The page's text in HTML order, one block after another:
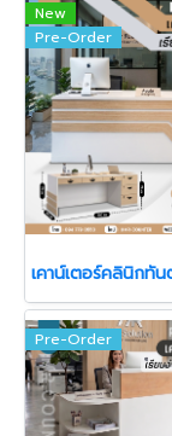
New
Pre-Order
Pre-Order